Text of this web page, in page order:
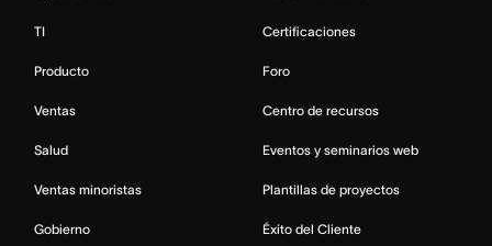
TI
Producto
Ventas
Salud
Ventas minoristas
Gobierno
Certificaciones
Foro
Centro de recursos
Eventos y seminarios web
Plantillas de proyectos
Éxito del Cliente